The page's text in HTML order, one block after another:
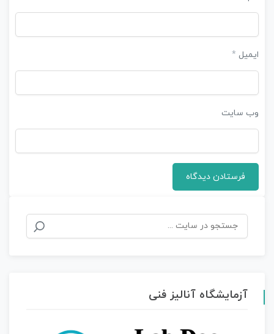
ایمیل *
وب‌ سایت
جستجو
برای:
آزمایشگاه آنالیز فنی